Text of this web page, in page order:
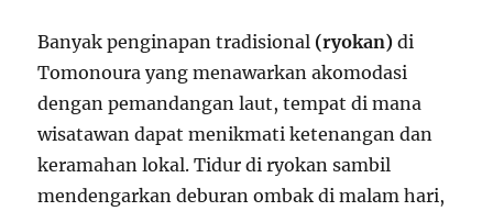
Banyak penginapan tradisional (ryokan) di
Tomonoura yang menawarkan akomodasi
dengan pemandangan laut, tempat di mana
wisatawan dapat menikmati ketenangan dan
keramahan lokal. Tidur di ryokan sambil
mendengarkan deburan ombak di malam hari,